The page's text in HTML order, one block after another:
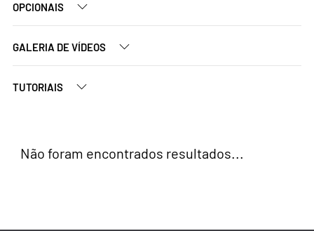
OPCIONAIS
GALERIA DE VÍDEOS
TUTORIAIS
Não foram encontrados resultados...